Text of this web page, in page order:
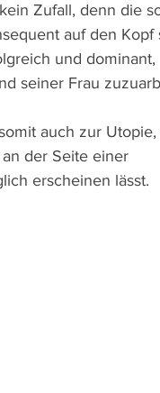
Zufall, denn die
auf den Kopf
und dominant,
seiner Frau
auch zur
der Seite einer
erscheinen lässt.